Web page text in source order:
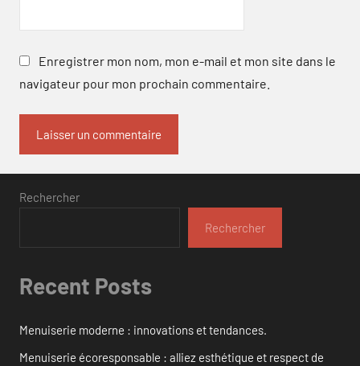
Enregistrer mon nom, mon e-mail et mon site dans le
navigateur pour mon prochain commentaire.
Rechercher
Rechercher
Recent Posts
Menuiserie moderne : innovations et tendances.
Menuiserie écoresponsable : alliez esthétique et respect de